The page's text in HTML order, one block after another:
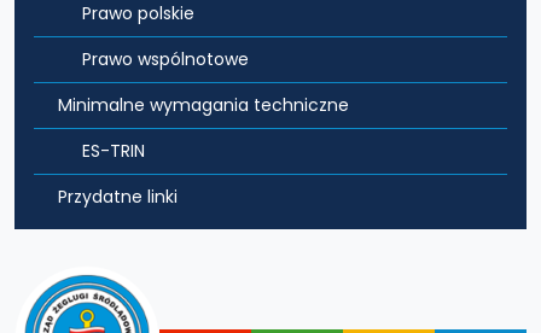
Prawo polskie
Prawo wspólnotowe
Minimalne wymagania techniczne
ES-TRIN
Przydatne linki